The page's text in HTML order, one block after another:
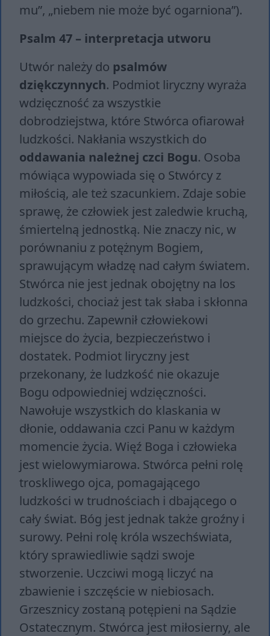
mu”, „nie­bem nie może być ogar­nio­na”).
Psalm 47 – interpretacja utworu
Utwór należy do psalmów
dziękczynnych. Podmiot liryczny wyraża
wdzięczność za wszystkie
dobrodziejstwa, które Stwórca ofiarował
ludzkości. Nakłania wszystkich do
oddawania należnej czci Bogu. Osoba
mówiąca wypowiada się o Stwórcy z
miłością, ale też szacunkiem. Zdaje sobie
sprawę, że człowiek jest zaledwie kruchą,
śmiertelną jednostką. Nie znaczy nic, w
porównaniu z potężnym Bogiem,
sprawującym władzę nad całym światem.
Stwórca nie jest jednak obojętny na los
ludzkości, chociaż jest tak słaba i skłonna
do grzechu. Zapewnił człowiekowi
miejsce do życia, bezpieczeństwo i
dostatek. Podmiot liryczny jest
przekonany, że ludzkość nie okazuje
Bogu odpowiedniej wdzięczności.
Nawołuje wszystkich do klaskania w
dłonie, oddawania czci Panu w każdym
momencie życia. Więź Boga i człowieka
jest wielowymiarowa. Stwórca pełni rolę
troskliwego ojca, pomagającego
ludzkości w trudnościach i dbającego o
cały świat. Bóg jest jednak także groźny i
surowy. Pełni rolę króla wszechświata,
który sprawiedliwie sądzi swoje
stworzenie. Uczciwi mogą liczyć na
zbawienie i szczęście w niebiosach.
Grzesznicy zostaną potępieni na Sądzie
Ostatecznym. Stwórca jest miłosierny, ale